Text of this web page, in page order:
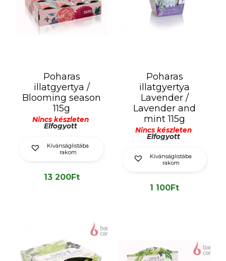
Poharas
illatgyertya /
Blooming season
115g
Nincs készleten
Elfogyott
Kívánságlistába
rakom
13 200Ft
Poharas
illatgyertya
Lavender /
Lavender and
mint 115g
Nincs készleten
Elfogyott
Kívánságlistába
rakom
1 100Ft